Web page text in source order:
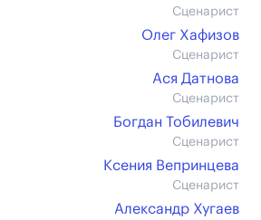
Сценарист
Олег Хафизов
Сценарист
Ася Датнова
Сценарист
Богдан Тобилевич
Сценарист
Ксения Вепринцева
Сценарист
Александр Хугаев